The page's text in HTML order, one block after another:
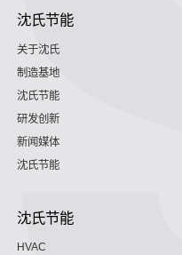
沈氏节能
关于沈氏
制造基地
沈氏节能
研发创新
新闻媒体
沈氏节能
沈氏节能
HVAC